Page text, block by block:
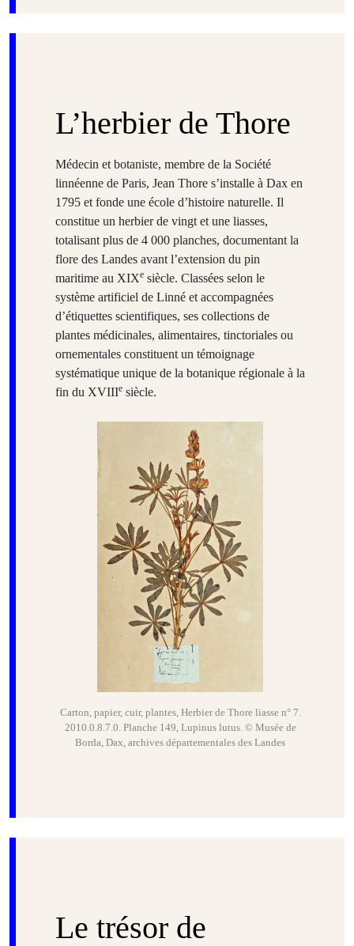
L’herbier de Thore
Médecin et botaniste, membre de la Société
linnéenne de Paris, Jean Thore s’installe à Dax en
1795 et fonde une école d’histoire naturelle. Il
constitue un herbier de vingt et une liasses,
totalisant plus de 4 000 planches, documentant la
flore des Landes avant l’extension du pin
maritime au XIXe siècle. Classées selon le
système artificiel de Linné et accompagnées
d’étiquettes scientifiques, ses collections de
plantes médicinales, alimentaires, tinctoriales ou
ornementales constituent un témoignage
systématique unique de la botanique régionale à la
fin du XVIIIe siècle.
Carton, papier, cuir, plantes, Herbier de Thore liasse n° 7.
2010.0.8.7.0. Planche 149, Lupinus lutus. © Musée de
Borda, Dax, archives départementales des Landes
Le trésor de